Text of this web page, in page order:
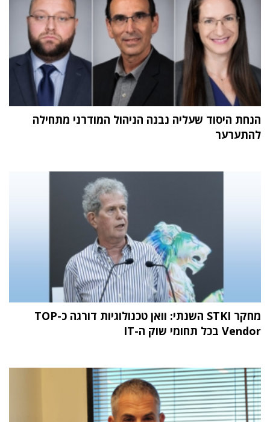
הנחת היסוד שעליה נבנה הניהול המודרני מתחילה
להתערער
מחקר STKI השנתי: וואן טכנולוגיות דורגה כ-TOP
Vendor בכל תחומי שוק ה-IT